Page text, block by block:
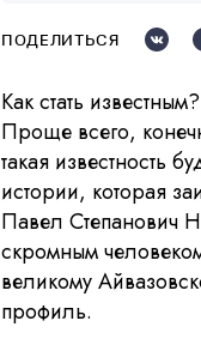
ПОДЕЛИТЬСЯ
Как стать
Проще всего,
такая известность
истории, которая
Павел Степанович
скромным
великому
профиль.